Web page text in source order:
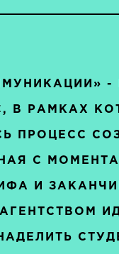
-
В РАМКАХ
ПРОЦЕСС
С
И